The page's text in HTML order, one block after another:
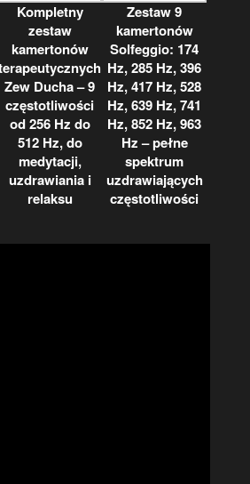
Kompletny
zestaw
kamertonów
Zew Ducha – 9
częstotliwości
od 256 Hz do
512 Hz, do
medytacji,
uzdrawiania i
relaksu
Zestaw 9
kamertonów
Solfeggio: 174
Hz, 285 Hz, 396
Hz, 417 Hz, 528
Hz, 639 Hz, 741
Hz, 852 Hz, 963
Hz – pełne
spektrum
uzdrawiających
częstotliwości